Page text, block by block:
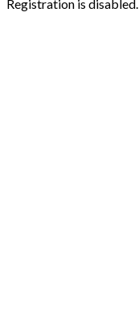
Registration is disabled.